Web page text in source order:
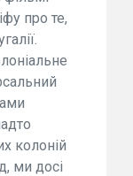
про те,
колоній
ми досі